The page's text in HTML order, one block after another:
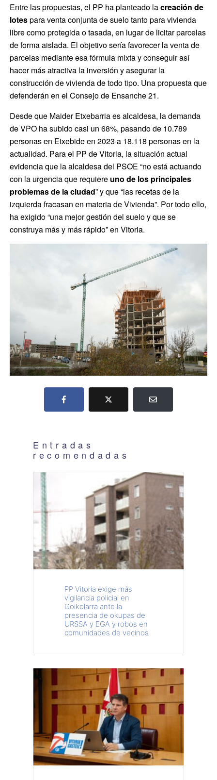
Entre las propuestas, el PP ha planteado lacreación de
lotespara venta conjunta de suelo tanto para vivienda
libre como protegida o tasada, en lugar de licitar parcelas
de forma aislada. El objetivo sería favorecer la venta de
parcelas mediante esa fórmula mixta y conseguir así
hacer más atractiva la inversión y asegurar la
construcción de vivienda de todo tipo. Una propuesta que
defenderán en el Consejo de Ensanche 21.
Desde que Maider Etxebarria es alcaldesa, la demanda
de VPO ha subido casi un 68%, pasando de 10.789
personas en Etxebide en 2023 a 18.118 personas en la
actualidad. Para el PP de Vitoria, la situación actual
evidencia que la alcaldesa del PSOE “no está actuando
con la urgencia que requiere uno de los principales
problemas de la ciudad” y que “las recetas de la
izquierda fracasan en materia de Vivienda”. Por todo ello,
ha exigido “una mejor gestión del suelo y que se
construya más y más rápido” en Vitoria.
Entradas
recomendadas
PP Vitoria exige más
vigilancia policial en
Goikolarra ante la
presencia de okupas de
URSSA y EGA y robos en
comunidades de vecinos